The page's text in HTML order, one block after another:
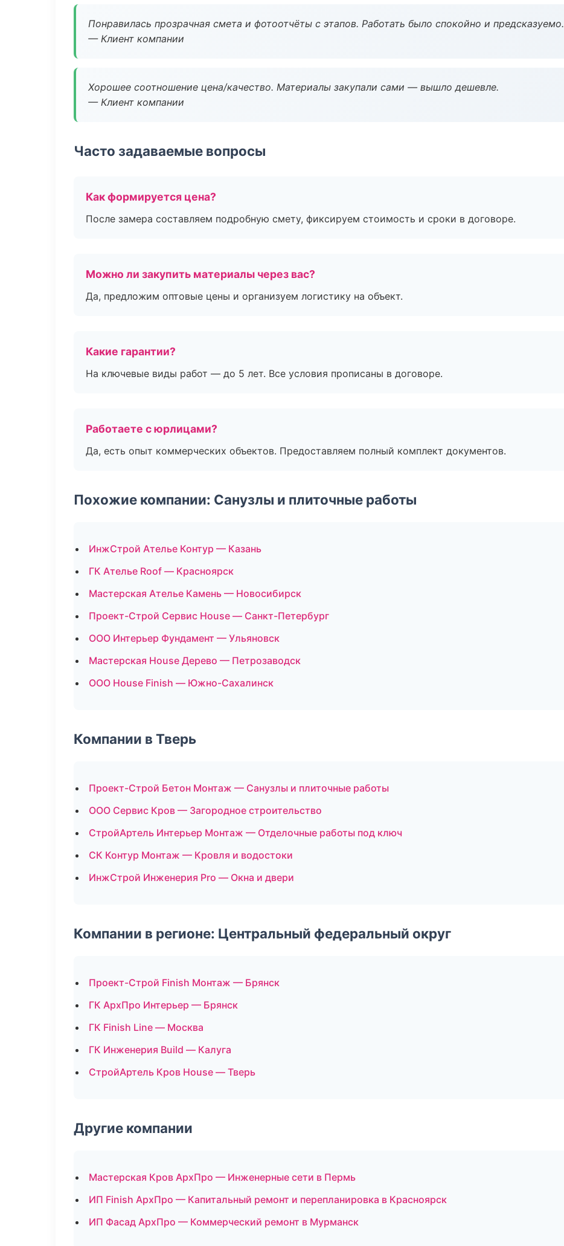
Понравилась прозрачная смета и фотоотчёты с этапов. Работать было спокойно и предсказуемо.
— Клиент компании
Хорошее соотношение цена/качество. Материалы закупали сами — вышло дешевле.
— Клиент компании
Часто задаваемые вопросы
Как формируется цена?
После замера составляем подробную смету, фиксируем стоимость и сроки в договоре.
Можно ли закупить материалы через вас?
Да, предложим оптовые цены и организуем логистику на объект.
Какие гарантии?
На ключевые виды работ — до 5 лет. Все условия прописаны в договоре.
Работаете с юрлицами?
Да, есть опыт коммерческих объектов. Предоставляем полный комплект документов.
Похожие компании: Санузлы и плиточные работы
ИнжСтрой Ателье Контур — Казань
ГК Ателье Roof — Красноярск
Мастерская Ателье Камень — Новосибирск
Проект-Строй Сервис House — Санкт-Петербург
ООО Интерьер Фундамент — Ульяновск
Мастерская House Дерево — Петрозаводск
ООО House Finish — Южно-Сахалинск
Компании в Тверь
Проект-Строй Бетон Монтаж — Санузлы и плиточные работы
ООО Сервис Кров — Загородное строительство
СтройАртель Интерьер Монтаж — Отделочные работы под ключ
СК Контур Монтаж — Кровля и водостоки
ИнжСтрой Инженерия Pro — Окна и двери
Компании в регионе: Центральный федеральный округ
Проект-Строй Finish Монтаж — Брянск
ГК АрхПро Интерьер — Брянск
ГК Finish Line — Москва
ГК Инженерия Build — Калуга
СтройАртель Кров House — Тверь
Другие компании
Мастерская Кров АрхПро — Инженерные сети в Пермь
ИП Finish АрхПро — Капитальный ремонт и перепланировка в Красноярск
ИП Фасад АрхПро — Коммерческий ремонт в Мурманск